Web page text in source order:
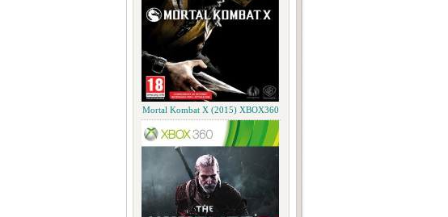
Mortal Kombat X (2015) XBOX360